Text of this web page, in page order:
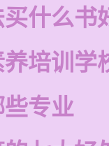
什么书
培训学
专业